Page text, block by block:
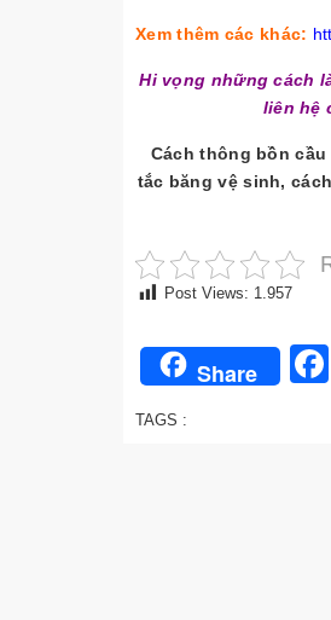
Xem thêm các khác:
Hi vọng những cách
liên hệ
Cách thông bồn
tắc băng vệ sinh,
Post Views: 1.957
Share
TAGS :